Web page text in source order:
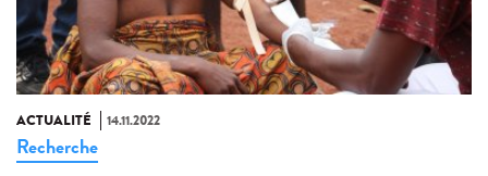
ACTUALITÉ 14.11.2022
Recherche